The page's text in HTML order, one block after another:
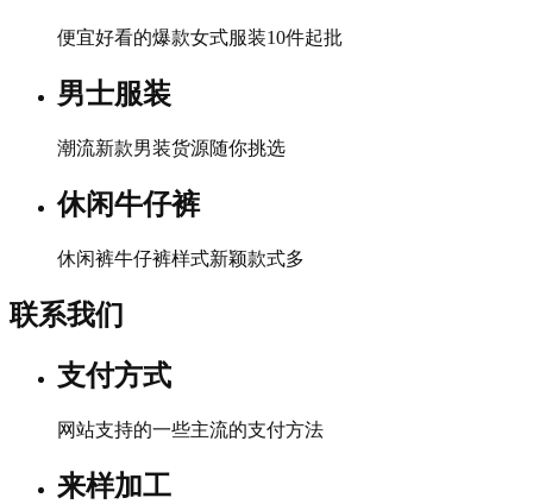
便宜好看的爆款女式服装10件起批
男士服装
潮流新款男装货源随你挑选
休闲牛仔裤
休闲裤牛仔裤样式新颖款式多
联系我们
支付方式
网站支持的一些主流的支付方法
来样加工